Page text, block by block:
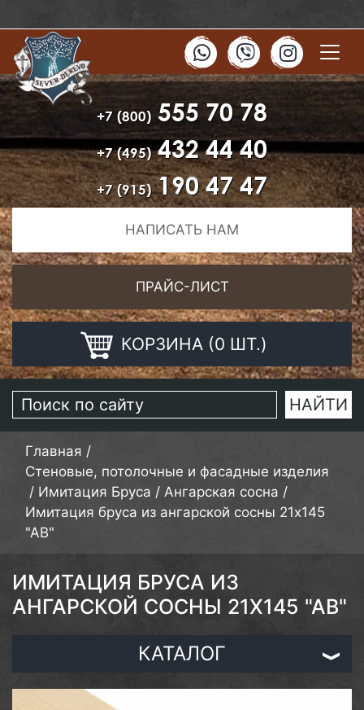
+7 (800) 555 70 78
+7 (495)432 44 40
+7 (915)190 47 47
НАПИСАТЬ НАМ
ПРАЙС-ЛИСТ
КОРЗИНА (0 ШТ.)
Главная /
Стеновые, потолочные и фасадные изделия
/ Имитация Бруса / Ангарская сосна /
Имитация бруса из ангарской сосны 21х145
"АВ"
ИМИТАЦИЯ БРУСА ИЗ
АНГАРСКОЙ СОСНЫ 21Х145 "АВ"
КАТАЛОГ